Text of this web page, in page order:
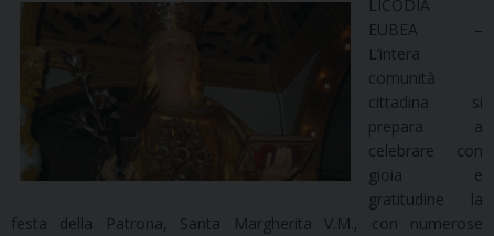
LICODIA
EUBEA –
L’intera
comunità
cittadina si
prepara a
celebrare con
gioia e
gratitudine la
festa della Patrona, Santa Margherita V.M., con numerose